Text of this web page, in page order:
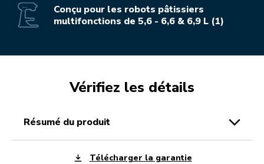
Conçu pour les robots pâtissiers
multifonctions de 5,6 - 6,6 & 6,9 L (1)
Vérifiez les détails
résumé du produit
Télécharger la garantie